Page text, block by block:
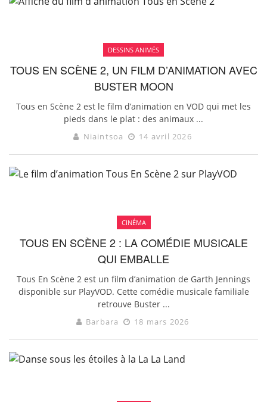
DESSINS ANIMÉS
TOUS EN SCÈNE 2, UN FILM D’ANIMATION AVEC
BUSTER MOON
Tous en Scène 2 est le film d’animation en VOD qui met les
pieds dans le plat : des animaux ...
Niaintsoa 14 avril 2026
CINÉMA
TOUS EN SCÈNE 2 : LA COMÉDIE MUSICALE
QUI EMBALLE
Tous En Scène 2 est un film d’animation de Garth Jennings
disponible sur PlayVOD. Cette comédie musicale familiale
retrouve Buster ...
Barbara 18 mars 2026